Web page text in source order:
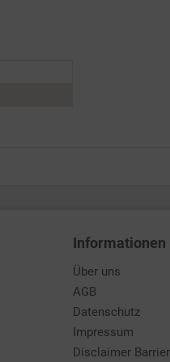
Informationen
Über uns
AGB
Datenschutz
Impressum
Disclaimer